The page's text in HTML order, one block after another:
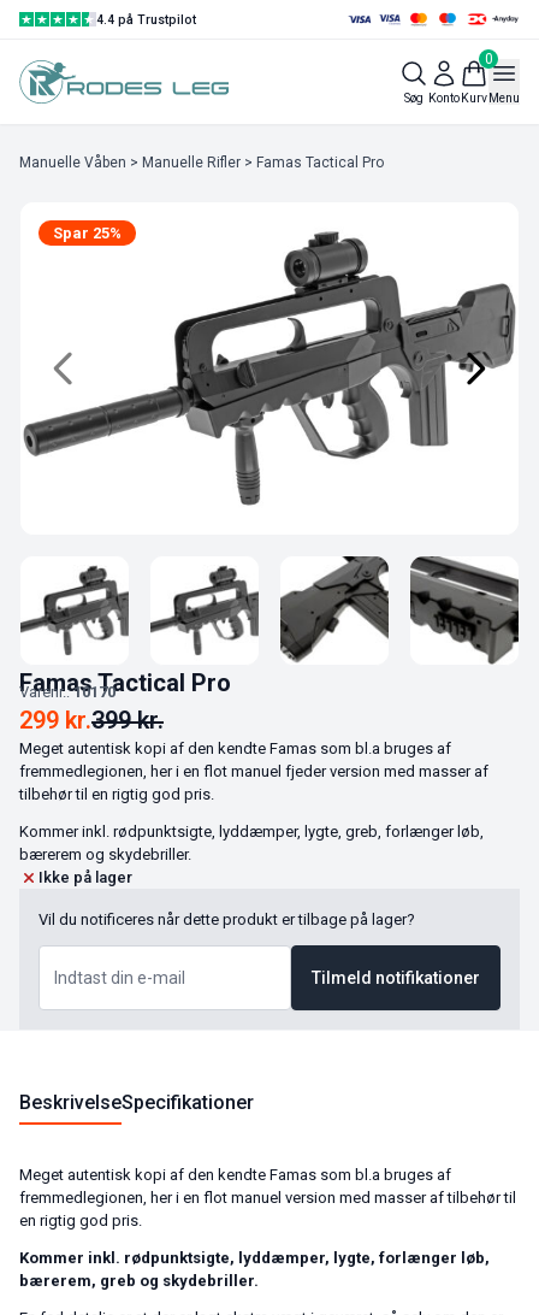
4.4 på Trustpilot
Søg Konto
0
KurvMenu
Manuelle Våben > Manuelle Rifler > Famas Tactical Pro
Spar 25%
Famas Tactical Pro
Varenr.:10170
399kr.
299 kr.
Meget autentisk kopi af den kendte Famas som bl.a bruges af
fremmedlegionen, her i en flot manuel fjeder version med masser af
tilbehør til en rigtig god pris.
Kommer inkl. rødpunktsigte, lyddæmper, lygte, greb, forlænger løb,
bærerem og skydebriller.
Ikke på lager
Vil du notificeres når dette produkt er tilbage på lager?
Tilmeld notifikationer
BeskrivelseSpecifikationer
Meget autentisk kopi af den kendte Famas som bl.a bruges af
fremmedlegionen, her i en flot manuel version med masser af tilbehør til
en rigtig god pris.
Kommer inkl. rødpunktsigte, lyddæmper, lygte, forlænger løb,
bærerem, greb og skydebriller.